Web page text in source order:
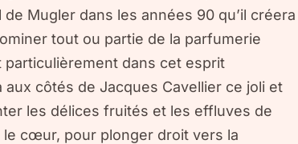
Mugler dans les années 90 qu’il créera
tout ou partie de la parfumerie
particulièrement dans cet esprit
aux côtés de Jacques Cavellier ce joli et
les délices fruités et les effluves de
cœur, pour plonger droit vers la